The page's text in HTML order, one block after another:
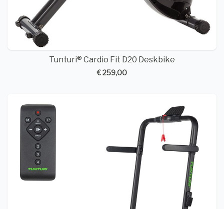
Tunturi® Cardio Fit D20 Deskbike
€ 259,00